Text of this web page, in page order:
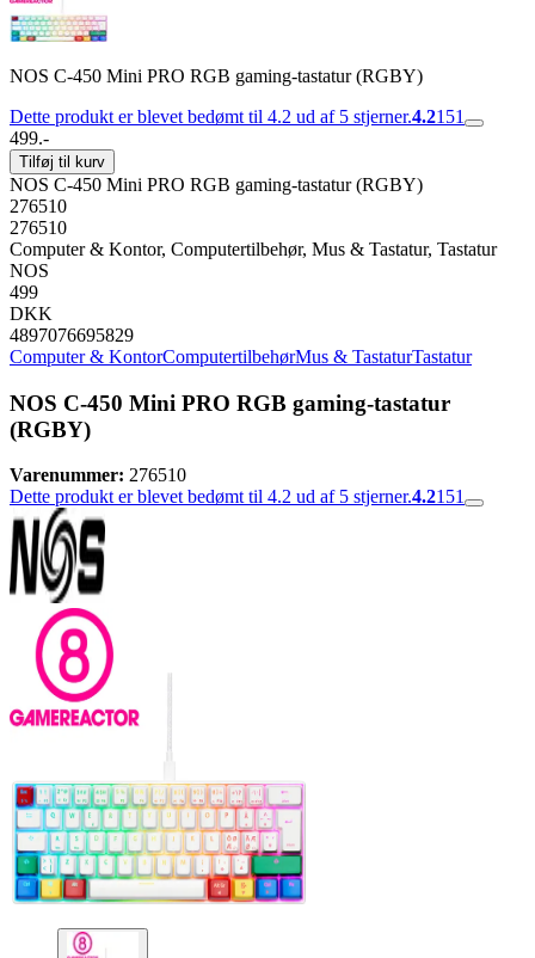
NOS C-450 Mini PRO RGB gaming-tastatur (RGBY)
Dette produkt er blevet bedømt til 4.2 ud af 5 stjerner.4.2151
499.-
Tilføj til kurv
NOS C-450 Mini PRO RGB gaming-tastatur (RGBY)
276510
276510
Computer & Kontor, Computertilbehør, Mus & Tastatur, Tastatur
NOS
499
DKK
4897076695829
Computer & KontorComputertilbehørMus & TastaturTastatur
NOS C-450 Mini PRO RGB gaming-tastatur
(RGBY)
Varenummer: 276510
Dette produkt er blevet bedømt til 4.2 ud af 5 stjerner.4.2151